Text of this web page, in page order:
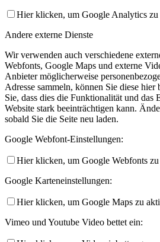
Hier klicken, um Google Analytics
Andere externe Dienste
Wir verwenden auch verschiedene
Webfonts, Google Maps und externe
Anbieter möglicherweise
Adresse sammeln, können Sie diese
Sie, dass dies die Funktionalität und das
Website stark beeinträchtigen kann.
sobald Sie die Seite neu laden.
Google Webfont-Einstellungen:
Hier klicken, um Google Webfonts
Google Karteneinstellungen:
Hier klicken, um Google Maps zu
Vimeo und Youtube Video bettet ein: